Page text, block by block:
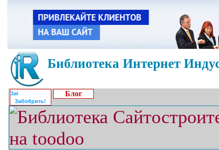
Библиотека Интернет
Забобрить!
Блог